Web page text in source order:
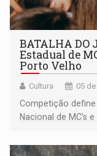
BATALHA DO
Estadual de
Porto Velho
Cultura 05
Competição
Nacional de MC's